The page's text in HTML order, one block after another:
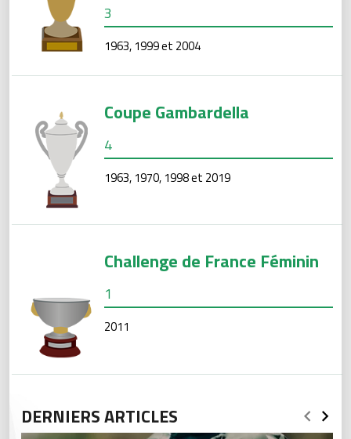
3
1963, 1999 et 2004
Coupe Gambardella
4
1963, 1970, 1998 et 2019
Challenge de France Féminin
1
2011
DERNIERS ARTICLES